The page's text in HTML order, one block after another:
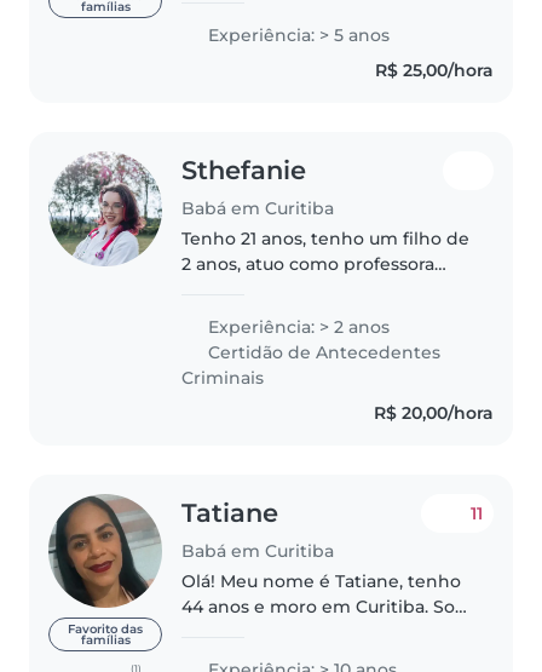
famílias
continua e ótimas referê vínculo
estável , com salário compatível.
Experiência: > 5 anos
R$ 25,00/hora
Sthefanie
Babá em Curitiba
Tenho 21 anos, tenho um filho de
2 anos, atuo como professora
crianças de todas as idades,
tenho curso técnico de
enfermagem, treinamento em
cuidados e emergências,..
Experiência: > 2 anos
Certidão de Antecedentes
Criminais
R$ 20,00/hora
Favorito das
famílias
(1)
Tatiane
Babá em Curitiba
11
Olá! Meu nome é Tatiane, tenho
44 anos e moro em Curitiba. Sou
avó de duas meninas, de 6 e 2